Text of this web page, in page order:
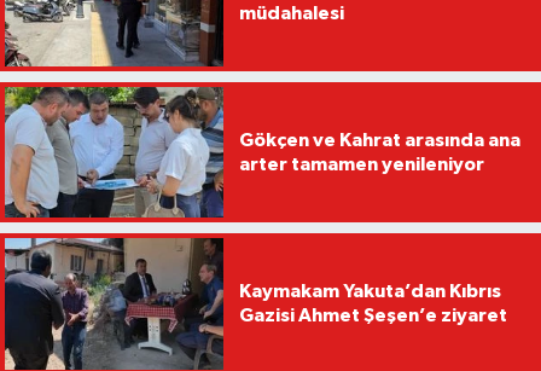
müdahalesi
Gökçen ve Kahrat arasında ana
arter tamamen yenileniyor
Kaymakam Yakuta’dan Kıbrıs
Gazisi Ahmet Şeşen’e ziyaret